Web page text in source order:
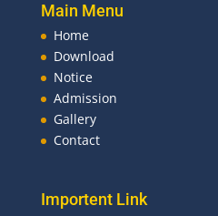
Main Menu
Home
Download
Notice
Admission
Gallery
Contact
Importent Link